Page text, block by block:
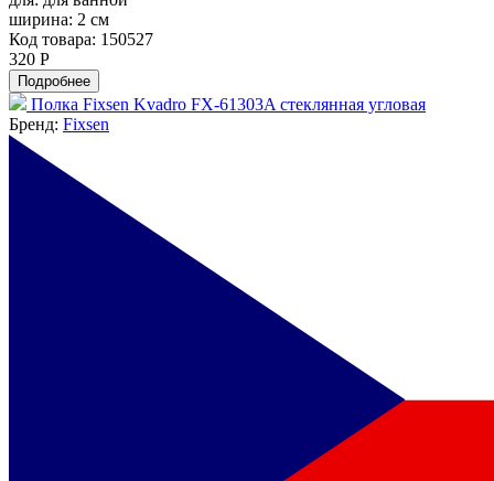
ширина: 2 см
Код товара: 150527
320 Р
Подробнее
Полка Fixsen Kvadro FX-61303A стеклянная угловая
Бренд: Fixsen